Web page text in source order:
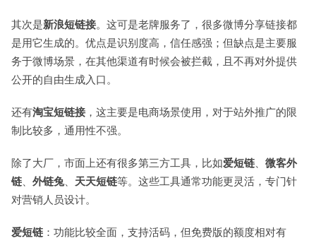
其次是新浪短链接。这可是老牌服务了，很多微博分享链接都
是用它生成的。优点是识别度高，信任感强；但缺点是主要服
务于微博场景，在其他渠道有时候会被拦截，且不再对外提供
公开的自由生成入口。
还有淘宝短链接 ，这主要是电商场景使用，对于站外推广的限
制比较多，通用性不强。
除了大厂，市面上还有很多第三方工具，比如爱短链、 微客外
链、 外链兔、 天天短链等。这些工具通常功能更灵活，专门针
对营销人员设计。
爱短链 ：功能比较全面，支持活码，但免费版的额度相对有